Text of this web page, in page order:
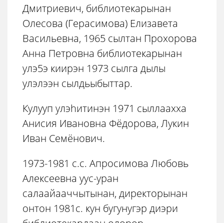
Дмитриевич, библиотекарынан
Олесова (Герасимова) Елизавета
Васильевна, 1965 сылтан Прохорова
Анна Петровна библиотекарынан
улэ5э киирэн 1973 сылга дылы
улэлээн сылдьыбыттар.
Кулууп улэhитинэн 1971 сыллаахха
Анисия Ивановна Фёдорова, Лукин
Иван Семёнович.
1973-1981 с.с. Апросимова Любовь
Алексеевна уус-уран
салаайааччытынан, директорынан
онтон 1981с. кун бугунугэр диэри